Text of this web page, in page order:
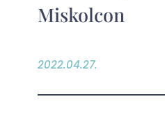
Miskolcon
2022.04.27.